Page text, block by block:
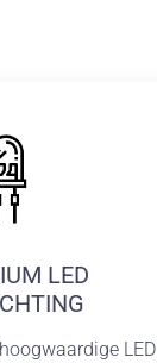
LED
LED